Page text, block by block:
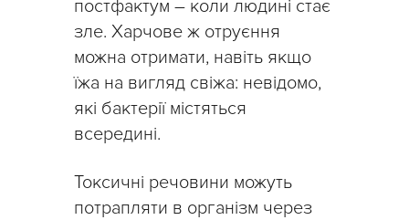
постфактум – коли людині стає
зле. Харчове ж отруєння
можна отримати, навіть якщо
їжа на вигляд свіжа: невідомо,
які бактерії містяться
всередині.
Токсичні речовини можуть
потрапляти в організм через